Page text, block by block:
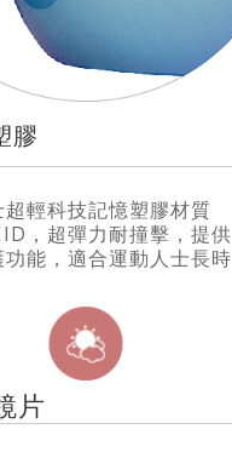
膠
輕科技記憶塑膠材質
，超彈力耐撞擊，提供
功能，適合運動人士長時
片